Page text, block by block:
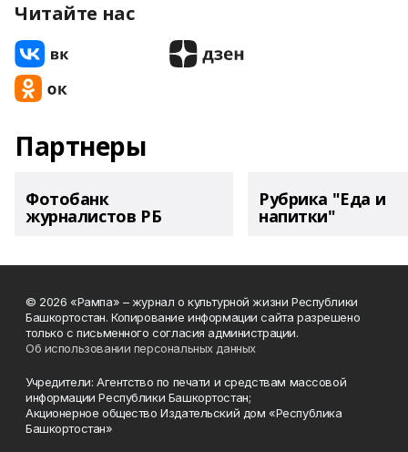
Читайте нас
Партнеры
Фотобанк
журналистов РБ
Рубрика "Еда и
напитки"
© 2026 «Рампа» – журнал о культурной жизни Республики
Башкортостан. Копирование информации сайта разрешено
только с письменного согласия администрации.
Об использовании персональных данных
Учредители: Агентство по печати и средствам массовой
информации Республики Башкортостан;
Акционерное общество Издательский дом «Республика
Башкортостан»